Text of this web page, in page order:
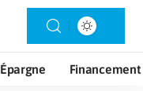
Épargne Financement